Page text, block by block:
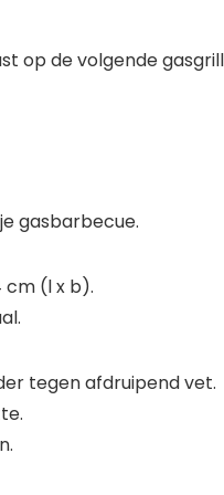
op de volgende
gasbarbecue.
cm (l x b).
tegen afdruipend vet.